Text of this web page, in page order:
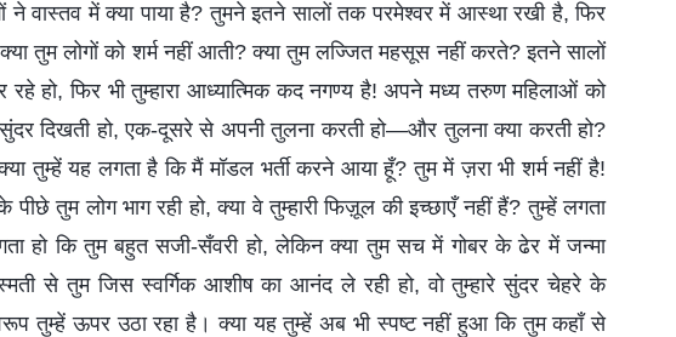
वास्तव में क्या पाया है? तुमने इतने सालों तक परमेश्वर में आस्था रखी है, फिर
तुम लोगों को शर्म नहीं आती? क्या तुम लज्जित महसूस नहीं करते? इतने सालों
हो, फिर भी तुम्हारा आध्यात्मिक कद नगण्य है! अपने मध्य तरुण महिलाओं को
दिखती हो, एक-दूसरे से अपनी तुलना करती हो—और तुलना क्या करती हो?
तुम्हें यह लगता है कि मैं मॉडल भर्ती करने आया हूँ? तुम में ज़रा भी शर्म नहीं है!
तुम लोग भाग रही हो, क्या वे तुम्हारी फिज़ूल की इच्छाएँ नहीं हैं? तुम्हें लगता
हो कि तुम बहुत सजी-सँवरी हो, लेकिन क्या तुम सच में गोबर के ढेर में जन्मा
से तुम जिस स्वर्गिक आशीष का आनंद ले रही हो, वो तुम्हारे सुंदर चेहरे के
तुम्हें ऊपर उठा रहा है। क्या यह तुम्हें अब भी स्पष्ट नहीं हुआ कि तुम कहाँ से